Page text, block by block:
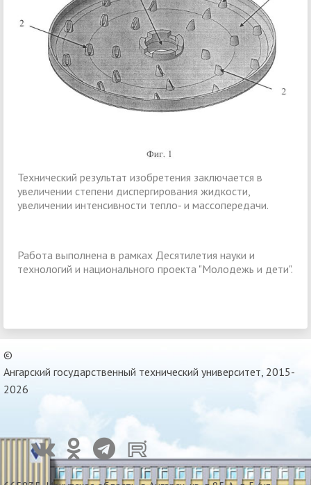
Технический результат изобретения заключается в
увеличении степени диспергирования жидкости,
увеличении интенсивности тепло- и массопередачи.
Работа выполнена в рамках Десятилетия науки и
технологий и национального проекта "Молодежь и дети".
©
Ангарский государственный технический университет, 2015-
2026